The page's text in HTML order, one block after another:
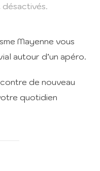
désactivés.
Mayenne vous
autour d’un apéro.
de nouveau
quotidien